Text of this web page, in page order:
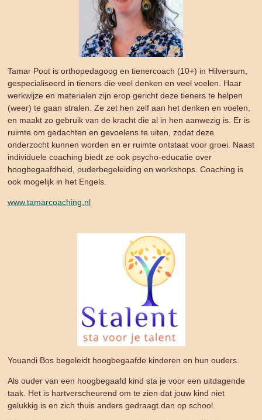
Tamar Poot is orthopedagoog en tienercoach (10+) in Hilversum,
gespecialiseerd in tieners die veel denken en veel voelen. Haar
werkwijze en materialen zijn erop gericht deze tieners te helpen
(weer) te gaan stralen. Ze zet hen zelf aan het denken en voelen,
en maakt zo gebruik van de kracht die al in hen aanwezig is. Er is
ruimte om gedachten en gevoelens te uiten, zodat deze
onderzocht kunnen worden en er ruimte ontstaat voor groei. Naast
individuele coaching biedt ze ook psycho-educatie over
hoogbegaafdheid, ouderbegeleiding en workshops. Coaching is
ook mogelijk in het Engels.
www.tamarcoaching.nl
Youandi Bos begeleidt hoogbegaafde kinderen en hun ouders.
Als ouder van een hoogbegaafd kind sta je voor een uitdagende
taak. Het is hartverscheurend om te zien dat jouw kind niet
gelukkig is en zich thuis anders gedraagt dan op school.